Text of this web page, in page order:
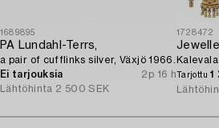
1689895
PA Lundahl-Terrs,
a pair of cufflinks silver, Växjö 1966.
Ei tarjouksia
2p 16 h
Lähtöhinta 2 500 SEK
1728472
Tarjottu1